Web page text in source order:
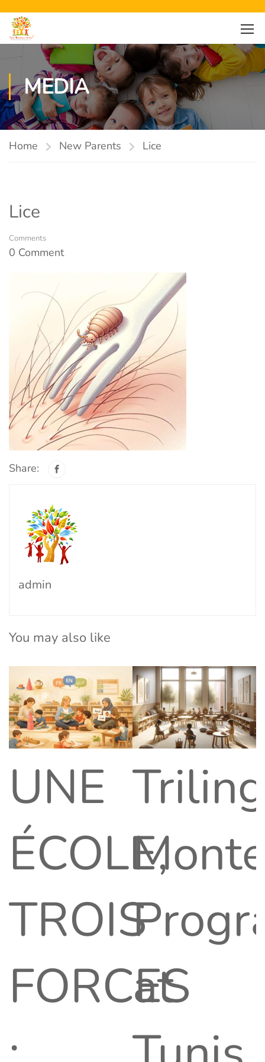
MEDIA
Home New Parents Lice
Lice
Comments
0 Comment
Share:
admin
You may also like
UNE
ÉCOLE,
TROIS
FORCES
at